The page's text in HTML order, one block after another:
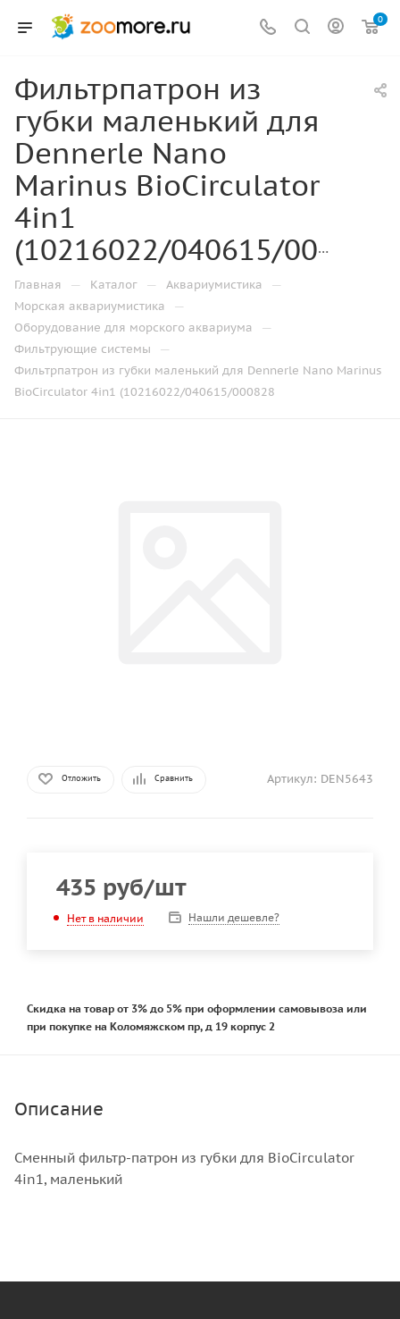
0
Фильтрпатрон из
губки маленький для
Dennerle Nano
Marinus BioCirculator
4in1
(10216022/040615/000828
Главная — Каталог — Аквариумистика —
Морская аквариумистика —
Оборудование для морского аквариума —
Фильтрующие системы —
Фильтрпатрон из губки маленький для Dennerle Nano Marinus
BioCirculator 4in1 (10216022/040615/000828
Отложить Сравнить Артикул: DEN5643
435 руб/шт
Нет в наличии Нашли дешевле?
Скидка на товар от 3% до 5% при оформлении самовывоза или
при покупке на Коломяжском пр, д 19 корпус 2
Описание
Сменный фильтр-патрон из губки для BioCirculator
4in1, маленький